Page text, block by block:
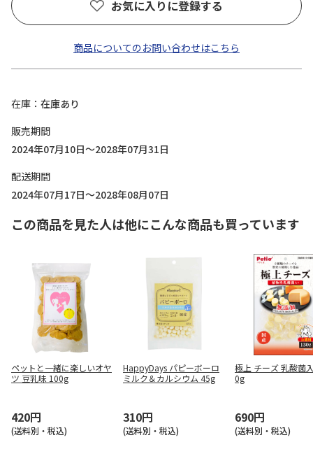
お気に入りに登録する
商品についてのお問い合わせはこちら
在庫
在庫あり
販売期間
2024年07月10日～2028年07月31日
配送期間
2024年07月17日～2028年08月07日
この商品を見た人は他にこんな商品も買っています
ペットと一緒に楽しいオヤ
ツ 豆乳味 100g
420円
(送料別・税込)
HappyDays パピーボーロ
ミルク＆カルシウム 45g
310円
(送料別・税込)
極上 チーズ 乳酸菌
0g
690円
(送料別・税込)